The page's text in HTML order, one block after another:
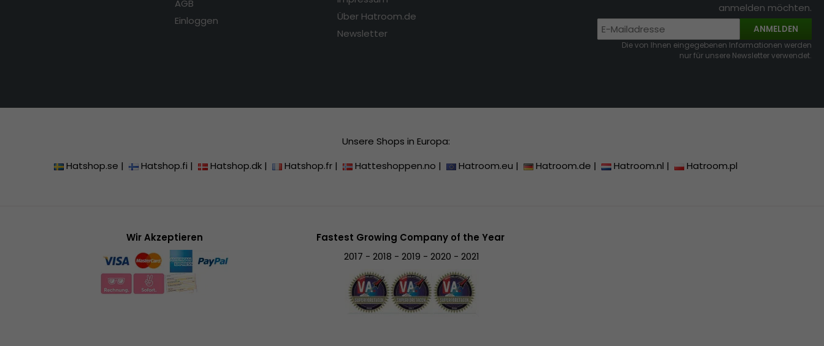
AGB
Einloggen
Über Hatroom.de
Newsletter
anmelden möchten.
ANMELDEN
Die von Ihnen eingegebenen Informationen werden
nur für unsere Newsletter verwendet.
Unsere Shops in Europa:
Hatshop.se | Hatshop.fi | Hatshop.dk | Hatshop.fr | Hatteshoppen.no | Hatroom.eu | Hatroom.de | Hatroom.nl | Hatroom.pl
Wir Akzeptieren
Fastest Growing Company of the Year
2017 - 2018 - 2019 - 2020 - 2021